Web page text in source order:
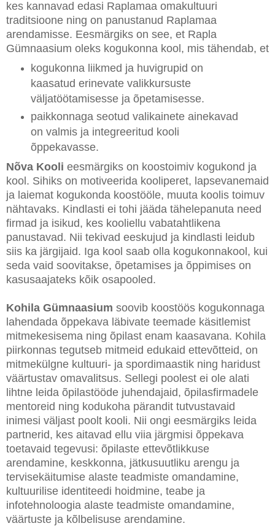
kes kannavad edasi Raplamaa omakultuuri
traditsioone ning on panustanud Raplamaa
arendamisse. Eesmärgiks on see, et Rapla
Gümnaasium oleks kogukonna kool, mis tähendab, et
kogukonna liikmed ja huvigrupid on
kaasatud erinevate valikkursuste
väljatöötamisesse ja õpetamisesse.
paikkonnaga seotud valikainete ainekavad
on valmis ja integreeritud kooli
õppekavasse.
Nõva Kooli eesmärgiks on koostoimiv kogukond ja
kool. Sihiks on motiveerida kooliperet, lapsevanemaid
ja laiemat kogukonda koostööle, muuta koolis toimuv
nähtavaks. Kindlasti ei tohi jääda tähelepanuta need
firmad ja isikud, kes kooliellu vabatahtlikena
panustavad. Nii tekivad eeskujud ja kindlasti leidub
siis ka järgijaid. Iga kool saab olla kogukonnakool, kui
seda vaid soovitakse, õpetamises ja õppimises on
kasusaajateks kõik osapooled.
Kohila Gümnaasium soovib koostöös kogukonnaga
lahendada õppekava läbivate teemade käsitlemist
mitmekesisema ning õpilast enam kaasavana. Kohila
piirkonnas tegutseb mitmeid edukaid ettevõtteid, on
mitmekülgne kultuuri- ja spordimaastik ning haridust
väärtustav omavalitsus. Sellegi poolest ei ole alati
lihtne leida õpilastööde juhendajaid, õpilasfirmadele
mentoreid ning kodukoha pärandit tutvustavaid
inimesi väljast poolt kooli. Nii ongi eesmärgiks leida
partnerid, kes aitavad ellu viia järgmisi õppekava
toetavaid tegevusi: õpilaste ettevõtlikkuse
arendamine, keskkonna, jätkusuutliku arengu ja
tervisekäitumise alaste teadmiste omandamine,
kultuurilise identiteedi hoidmine, teabe ja
infotehnoloogia alaste teadmiste omandamine,
väärtuste ja kõlbelisuse arendamine.